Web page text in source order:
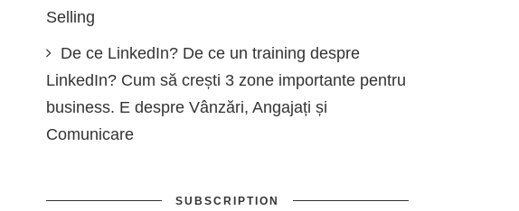
Selling
De ce LinkedIn? De ce un training despre
LinkedIn? Cum să crești 3 zone importante pentru
business. E despre Vânzări, Angajați și
Comunicare
SUBSCRIPTION